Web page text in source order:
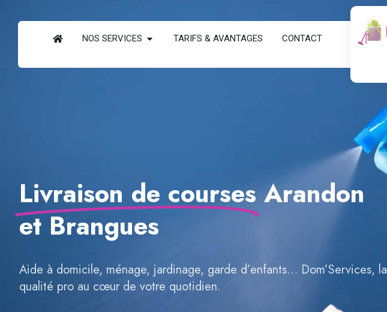
NOS SERVICES TARIFS & AVANTAGES CONTACT
Livraison de courses Arandon
et Brangues
Aide à domicile, ménage, jardinage, garde d’enfants… Dom’Services, la
qualité pro au cœur de votre quotidien.